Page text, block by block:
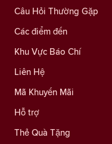
Câu Hỏi Thường Gặp
Các điểm đến
Khu Vực Báo Chí
Liên Hệ
Mã Khuyến Mãi
Hỗ trợ
Thẻ Quà Tặng